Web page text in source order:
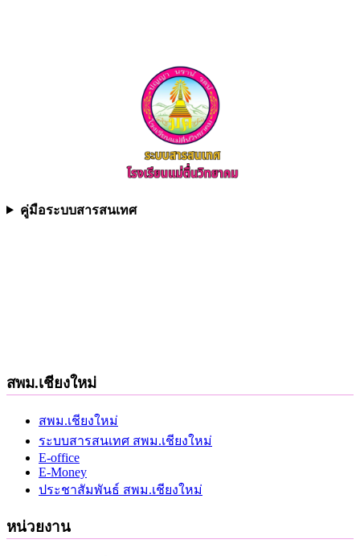
คู่มือระบบสารสนเทศ
สพม.เชียงใหม่
สพม.เชียงใหม่
ระบบสารสนเทศ สพม.เชียงใหม่
E-office
E-Money
ประชาสัมพันธ์ สพม.เชียงใหม่
หน่วยงาน